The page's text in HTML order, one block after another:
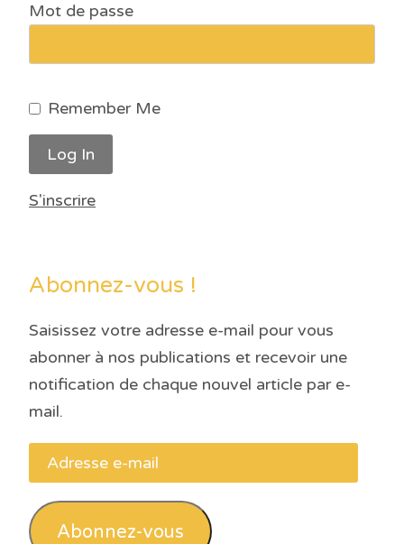
Mot de passe
Remember Me
S'inscrire
Abonnez-vous !
Saisissez votre adresse e-mail pour vous
abonner à nos publications et recevoir une
notification de chaque nouvel article par e-
mail.
Adresse
e-
mail
Abonnez-vous